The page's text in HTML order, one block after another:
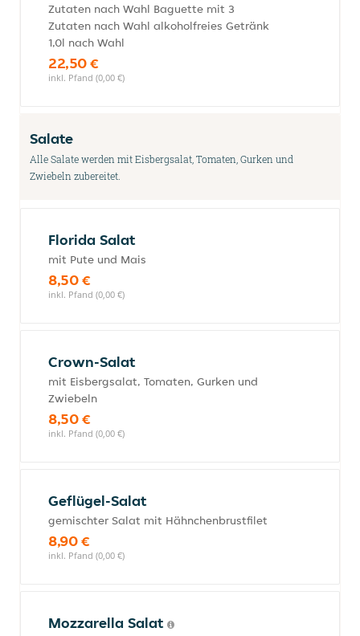
Zutaten nach Wahl Baguette mit 3
Zutaten nach Wahl alkoholfreies Getränk
1,0l nach Wahl
22,50 €
inkl. Pfand (0,00 €)
Salate
Alle Salate werden mit Eisbergsalat, Tomaten, Gurken und
Zwiebeln zubereitet.
Florida Salat
mit Pute und Mais
8,50 €
inkl. Pfand (0,00 €)
Crown-Salat
mit Eisbergsalat, Tomaten, Gurken und
Zwiebeln
8,50 €
inkl. Pfand (0,00 €)
Geflügel-Salat
gemischter Salat mit Hähnchenbrustfilet
8,90 €
inkl. Pfand (0,00 €)
Mozzarella Salat